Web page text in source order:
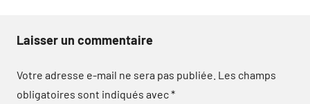
Laisser un commentaire
Votre adresse e-mail ne sera pas publiée. Les champs
obligatoires sont indiqués avec*